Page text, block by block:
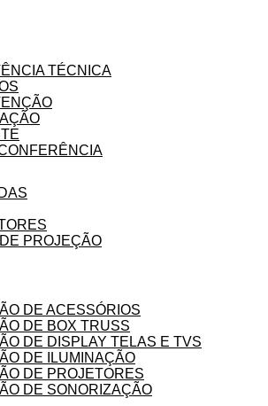
TÉCNICA
PROJEÇÃO
DE ACESSÓRIOS
DE BOX TRUSS
DE DISPLAY TELAS E TVS
DE ILUMINAÇÃO
DE PROJETORES
DE SONORIZAÇÃO